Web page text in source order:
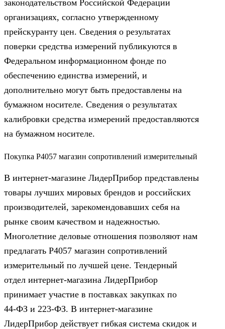
законодательством Российской Федерации
организациях, согласно утвержденному
прейскуранту цен. Сведения о результатах
поверки средства измерений публикуются в
Федеральном информационном фонде по
обеспечению единства измерений, и
дополнительно могут быть предоставлены на
бумажном носителе. Сведения о результатах
калибровки средства измерений предоставляются
на бумажном носителе.
Покупка Р4057 магазин сопротивлений измерительный
В интернет-магазине ЛидерПрибор представлены
товары лучших мировых брендов и российских
производителей, зарекомендовавших себя на
рынке своим качеством и надежностью.
Многолетние деловые отношения позволяют нам
предлагать Р4057 магазин сопротивлений
измерительный по лучшей цене. Тендерный
отдел интернет-магазина ЛидерПрибор
принимает участие в поставках закупках по
44‑ФЗ и 223‑ФЗ. В интернет-магазине
ЛидерПрибор действует гибкая система скидок и